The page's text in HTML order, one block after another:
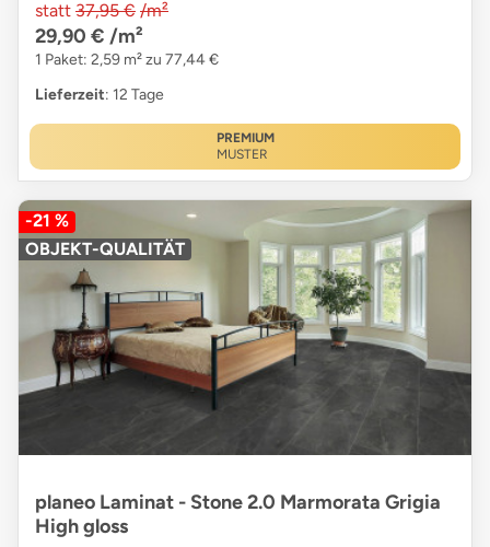
statt 37,95 € /m²
29,90 € /m²
1 Paket: 2,59 m² zu 77,44 €
Lieferzeit: 12 Tage
PREMIUM
MUSTER
-21 %
OBJEKT-QUALITÄT
planeo Laminat - Stone 2.0 Marmorata Grigia
High gloss